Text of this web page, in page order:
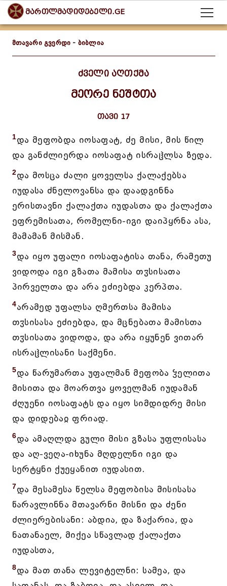
მართლმადიდებელი.GE
მთავარი გვერდი - ბიბლია
ძველი აღთქმა
მეორე ნეშტთა
თავი 17
1და მეფობდა იოსაფატ, ძე მისი, მის წილ
და განძლიერდა იოსაფატ ისრაჱლსა ზედა.
2და მოსცა ძალი ყოველსა ქალაქებსა
იუდასა ძნელოვანსა და დაადგინნა
ერისთავნი ქალაქთა იუდასთა და ქალაქთა
ეფრემისათა, რომელნი-იგი დაიპყრნა ასა,
მამამან მისმან.
3და იყო უფალი იოსაფატისა თანა, რამეთუ
ვიდოდა იგი გზათა მამისა თჳსისათა
პირველთა და არა ეძიებდა კერპთა.
4არამედ უფალსა ღმერთსა მამისა
თჳსისასა ეძიებდა, და მცნებათა მამისთა
თჳსისათა ვიდოდა, და არა იყუნენ ვითარ
ისრაჱლისანი საქმენი.
5და წარუმართა უფალმან მეფობა ჴელითა
მისითა და მოართვა ყოველმან იუდამან
ძღუენი იოსაფატს და იყო სიმდიდრე მისი
და დიდებაჲ ფრიად.
6და ამაღლდა გული მისი გზასა უფლისასა
და აღ-ვეღა-იხუნა მღდელნი იგი და
სერტყნი ქუეყანით იუდასით.
7და მესამესა წელსა მეფობისა მისისასა
წარავლინნა მთავარნი მისნი და ძენი
ძლიერებისანი: აბდია, და ზაქარია, და
ნათანაელ, მიქეა სწავლად ქალაქთა
იუდასთა,
8და მათ თანა ლევიტელნი: სამეა, და